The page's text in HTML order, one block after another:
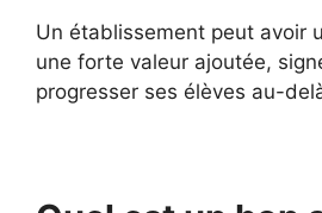
Un établissement peut avoir
une forte valeur ajoutée,
progresser ses élèves au-